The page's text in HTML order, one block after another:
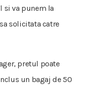
si va punem la
solicitata catre
pretul poate
un bagaj de 50